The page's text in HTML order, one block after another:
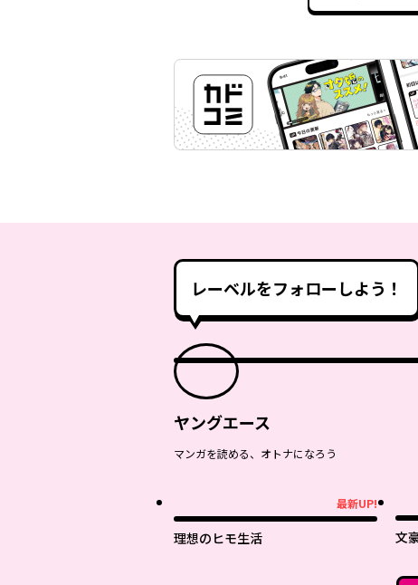
レーベルをフォローしよう！
ヤングエース
マンガを読める、オトナになろう
最新UP!
理想のヒモ生活
文